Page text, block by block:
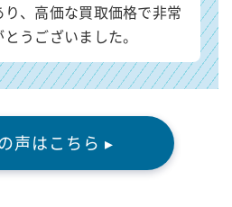
、高価な買取価格で非常
うございました。
声はこちら ▸